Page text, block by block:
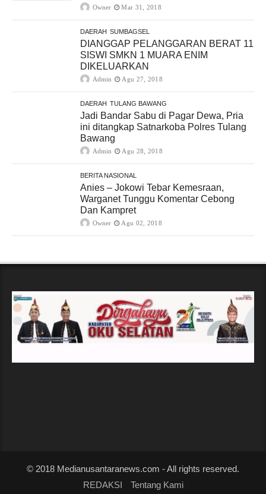
Owner Mar 31, 2018
DAERAH SUMBAGSEL
DIANGGAP PELANGGARAN BERAT 11
SISWI SMKN 1 MUARA ENIM
DIKELUARKAN
Admin Agu 27, 2018
DAERAH TULANG BAWANG
Jadi Bandar Sabu di Pagar Dewa, Pria
ini ditangkap Satnarkoba Polres Tulang
Bawang
Admin Agu 28, 2018
BERITA NASIONAL
Anies – Jokowi Tebar Kemesraan,
Warganet Tunggu Komentar Cebong
Dan Kampret
Owner Agu 02, 2018
© 2018 Medianusantaranews.com - All rights reserved.
REDAKSI
Tentang Kami